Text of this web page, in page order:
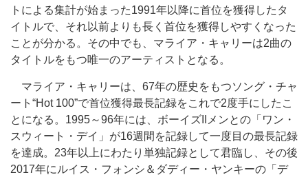
トによる集計が始まった1991年以降に首位を獲得したタ
イトルで、それ以前よりも長く首位を獲得しやすくなった
ことが分かる。その中でも、マライア・キャリーは2曲の
タイトルをもつ唯一のアーティストとなる。
マライア・キャリーは、67年の歴史をもつソング・チャ
ート“Hot 100”で首位獲得最長記録をこれで2度手にしたこ
とになる。1995～96年には、ボーイズIIメンとの「ワン・
スウィート・デイ」が16週間を記録して一度目の最長記録
を達成。23年以上にわたり単独記録として君臨し、その後
2017年にルイス・フォンシ＆ダディー・ヤンキーの「デ